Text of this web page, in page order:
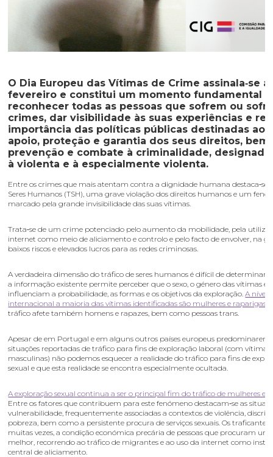
O Dia Europeu das Vítimas de Crime assinala‑se a
fevereiro e constitui um momento fundamental
reconhecer todas as pessoas que sofrem ou
crimes, dar visibilidade às suas experiências e
importância das políticas públicas destinadas ao
apoio, proteção e garantia dos seus direitos, bem
prevenção e combate à criminalidade,
à violenta e à especialmente violenta.
Entre os crimes que mais atentam contra a dignidade humana destaca‑se
Seres Humanos (TSH), uma grave violação dos direitos humanos e um
marcado pela grande invisibilidade das suas vítimas.
Trata‑se de um crime potenciado pelo aumento da mobilidade, pela
internet como meio de aliciamento e controlo e pelo facto de envolver, na
baixos riscos e elevados lucros para as redes criminosas.
A verdadeira dimensão do tráfico de seres humanos é difícil de determinar,
a informação existente permite perceber que o sexo, o género das vítimas e
influenciam a probabilidade, as formas e os objetivos da exploração.A nível
internacional a maioria das vítimas identificadas são mulheres e raparigas
tráfico afete também homens e rapazes, bem como pessoas trans.
Apesar de em Portugal e em alguns outros países europeus predominarem
situações reportadas de tráfico para fins de exploração laboral (com vítimas
masculinas) não podemos esquecer a realidade do tráfico para fins de
sexual e que esta realidade se encontra especialmente ocultada.
A exploração sexual continua a ser o principal fim do tráfico de mulheres e
Entre os fatores que contribuem para este fenómeno destacam‑se as
vulnerabilidade, frequentemente associadas a contextos de violência,
pobreza, bem como a persistente procura de serviços sexuais. Os traficantes
muitas vezes, a condição económica precária de pessoas que procuram
melhor, recorrendo ao tráfico de migrantes e ao uso da internet como
central de aliciamento.